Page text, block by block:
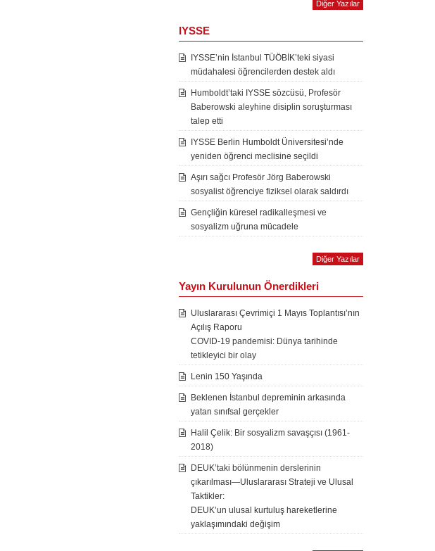
Diğer Yazılar
IYSSE
IYSSE’nin İstanbul TÜÖBİK’teki siyasi
müdahalesi öğrencilerden destek aldı
Humboldt’taki IYSSE sözcüsü, Profesör
Baberowski aleyhine disiplin soruşturması
talep etti
IYSSE Berlin Humboldt Üniversitesi’nde
yeniden öğrenci meclisine seçildi
Aşırı sağcı Profesör Jörg Baberowski
sosyalist öğrenciye fiziksel olarak saldırdı
Gençliğin küresel radikalleşmesi ve
sosyalizm uğruna mücadele
Diğer Yazılar
Yayın Kurulunun Önerdikleri
Uluslararası Çevrimiçi 1 Mayıs Toplantısı’nın
Açılış Raporu
COVID-19 pandemisi: Dünya tarihinde
tetikleyici bir olay
Lenin 150 Yaşında
Beklenen İstanbul depreminin arkasında
yatan sınıfsal gerçekler
Halil Çelik: Bir sosyalizm savaşçısı (1961-
2018)
DEUK’taki bölünmenin derslerinin
çıkarılması—Uluslararası Strateji ve Ulusal
Taktikler:
DEUK’un ulusal kurtuluş hareketlerine
yaklaşımındaki değişim